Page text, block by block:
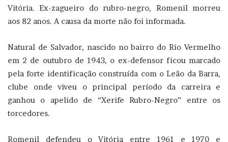
Vitória. Ex-zagueiro do rubro-negro, Romenil morreu
aos 82 anos. A causa da morte não foi informada.
Natural de Salvador, nascido no bairro do Rio Vermelho
em 2 de outubro de 1943, o ex-defensor ficou marcado
pela forte identificação construída com o Leão da Barra,
clube onde viveu o principal período da carreira e
ganhou o apelido de “Xerife Rubro-Negro” entre os
torcedores.
Romenil defendeu o Vitória entre 1961 e 1970 e